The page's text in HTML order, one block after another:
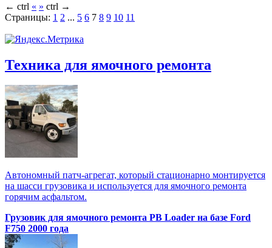
← ctrl « » ctrl →
Страницы: 1 2 ... 5 6 7 8 9 10 11
Техника для ямочного ремонта
Автономный патч-агрегат, который стационарно монтируется
на шасси грузовика и используется для ямочного ремонта
горячим асфальтом.
Грузовик для ямочного ремонта PB Loader на базе Ford
F750 2000 года